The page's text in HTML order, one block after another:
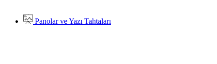
Panolar ve Yazı Tahtaları